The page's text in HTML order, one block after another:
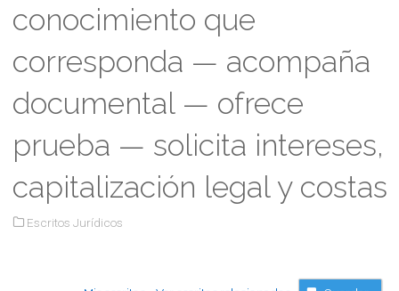
conocimiento que
corresponda — acompaña
documental — ofrece
prueba — solicita intereses,
capitalización legal y costas
Escritos Jurídicos